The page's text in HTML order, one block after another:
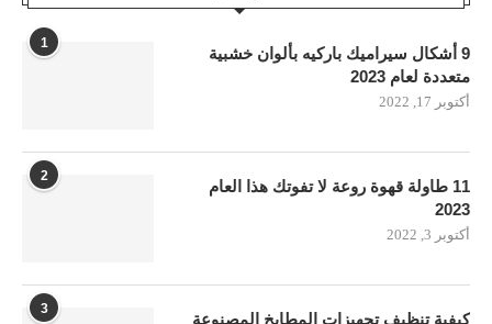
1
9 أشكال سيراميك باركيه بألوان خشبية
متعددة لعام 2023
أكتوبر 17, 2022
2
11 طاولة قهوة روعة لا تفوتك هذا العام
2023
أكتوبر 3, 2022
3
كيفية تنظيف تجهيزات المطابخ المصنوعة